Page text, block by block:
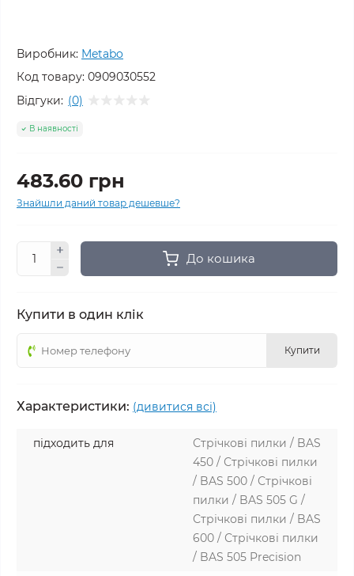
Виробник: Metabo
Код товару: 0909030552
Відгуки: (0)
В наявності
483.60 грн
Знайшли даний товар дешевше?
До кошика
Купити в один клік
Купити
Характеристики: (дивитися всі)
підходить для
Стрічкові пилки / BAS
450 / Стрічкові пилки
/ BAS 500 / Стрічкові
пилки / BAS 505 G /
Стрічкові пилки / BAS
600 / Стрічкові пилки
/ BAS 505 Precision